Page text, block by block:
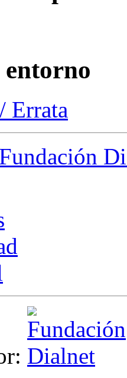
entorno
Errata
Fundación